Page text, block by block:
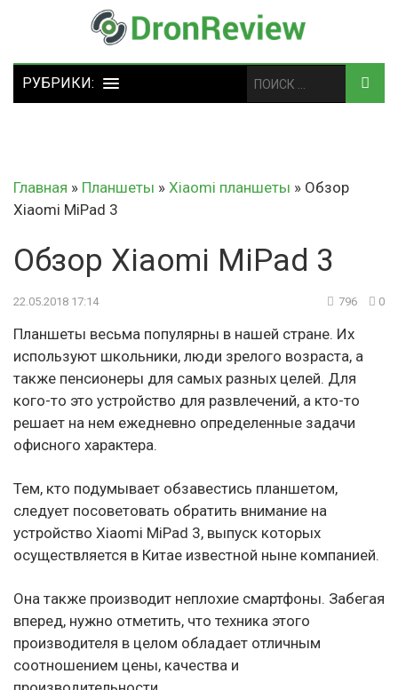
Главная » Планшеты » Xiaomi планшеты » Обзор
Xiaomi MiPad 3
Обзор Xiaomi MiPad 3
22.05.2018 17:14 796 0
Планшеты весьма популярны в нашей стране. Их
используют школьники, люди зрелого возраста, а
также пенсионеры для самых разных целей. Для
кого-то это устройство для развлечений, а кто-то
решает на нем ежедневно определенные задачи
офисного характера.
Тем, кто подумывает обзавестись планшетом,
следует посоветовать обратить внимание на
устройство Xiaomi MiPad 3, выпуск которых
осуществляется в Китае известной ныне компанией.
Она также производит неплохие смартфоны. Забегая
вперед, нужно отметить, что техника этого
производителя в целом обладает отличным
соотношением цены, качества и